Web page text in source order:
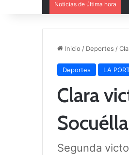
Noticias de última hora
Inicio / Deportes /
Deportes LA
Clara
Segunda